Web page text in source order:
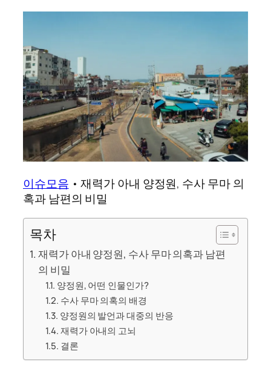
이슈모음 •재력가 아내 양정원, 수사 무마 의
혹과 남편의 비밀
목차
재력가 아내 양정원, 수사 무마 의혹과 남편
의 비밀
양정원, 어떤 인물인가?
수사 무마 의혹의 배경
양정원의 발언과 대중의 반응
재력가 아내의 고뇌
결론